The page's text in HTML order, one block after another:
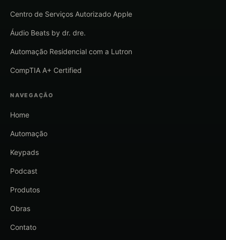
Centro de Serviços Autorizado Apple
Áudio Beats by dr. dre.
Automação Residencial com a Lutron
CompTIA A+ Certified
NAVEGAÇÃO
Home
Automação
Keypads
Podcast
Produtos
Obras
Contato